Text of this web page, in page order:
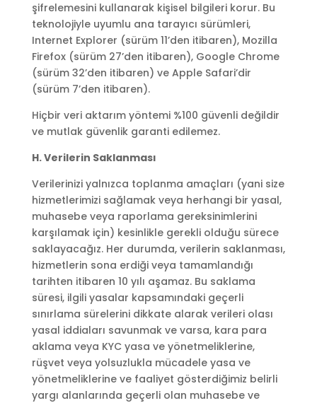
şifrelemesini kullanarak kişisel bilgileri korur. Bu
teknolojiyle uyumlu ana tarayıcı sürümleri,
Internet Explorer (sürüm 11’den itibaren), Mozilla
Firefox (sürüm 27’den itibaren), Google Chrome
(sürüm 32’den itibaren) ve Apple Safari’dir
(sürüm 7’den itibaren).
Hiçbir veri aktarım yöntemi %100 güvenli değildir
ve mutlak güvenlik garanti edilemez.
H. Verilerin Saklanması
Verilerinizi yalnızca toplanma amaçları (yani size
hizmetlerimizi sağlamak veya herhangi bir yasal,
muhasebe veya raporlama gereksinimlerini
karşılamak için) kesinlikle gerekli olduğu sürece
saklayacağız. Her durumda, verilerin saklanması,
hizmetlerin sona erdiği veya tamamlandığı
tarihten itibaren 10 yılı aşamaz. Bu saklama
süresi, ilgili yasalar kapsamındaki geçerli
sınırlama sürelerini dikkate alarak verileri olası
yasal iddiaları savunmak ve varsa, kara para
aklama veya KYC yasa ve yönetmeliklerine,
rüşvet veya yolsuzlukla mücadele yasa ve
yönetmeliklerine ve faaliyet gösterdiğimiz belirli
yargı alanlarında geçerli olan muhasebe ve